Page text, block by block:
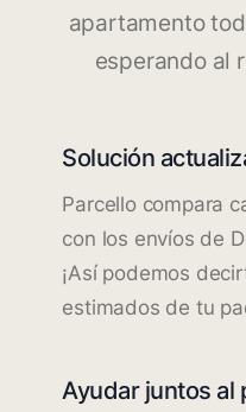
apartamento
esperando al
Solución
Parcello compara
con los envíos de
¡Así podemos
estimados de tu
Ayudar juntos al